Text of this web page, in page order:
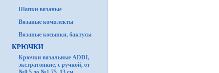
Шапки вязаные
Вязаные комплекты
Вязаные косынки, бактусы
КРЮЧКИ
Крючки вязальные ADDI,
экстратонкие, с ручкой, от